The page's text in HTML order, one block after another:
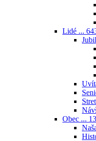
Lidé ...
Obec ...